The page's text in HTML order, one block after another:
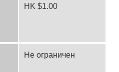
HK $1.00
Не ограничен